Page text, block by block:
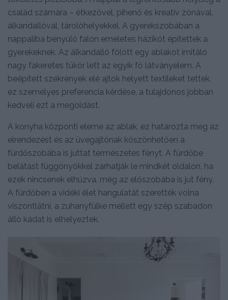
család számára – étkezővel, pihenő és kreatív zónával,
álkandallóval, tárolóhelyekkel. A gyerekszobában a
nappaliba benyúló falon emeletes házikót építettek a
gyerekeknek. Az álkandalló fölött egy ablakot imitáló
nagy fakeretes tükör lett az egyik fő látványelem. A
beépített szekrények elé ajtók helyett textileket tettek,
ez személyes preferencia kérdése, a tulajdonos jobban
kedveli ezt a megoldást.
A konyha központi eleme az ablak, ez határozta meg az
elrendezést és az üvegajtónak köszönhetően a
fürdőszobába is juttat természetes fényt. A fürdőbe
belátást függönyökkel zárhatják le mindkét oldalon, ha
ezek nincsenek elhúzva, még az előszobába is jut fény.
A fürdőben a vidéki élet hangulatát szerették volna
viszontlátni, a zuhanyfülke mellett egy szép szabadon
álló kádat is elhelyeztek.